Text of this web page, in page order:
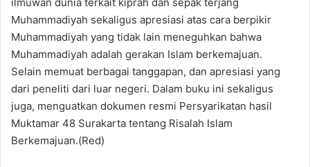
ilmuwan dunia terkait kiprah dan sepak terjang
Muhammadiyah sekaligus apresiasi atas cara berpikir
Muhammadiyah yang tidak lain meneguhkan bahwa
Muhammadiyah adalah gerakan Islam berkemajuan.
Selain memuat berbagai tanggapan, dan apresiasi yang
dari peneliti dari luar negeri. Dalam buku ini sekaligus
juga, menguatkan dokumen resmi Persyarikatan hasil
Muktamar 48 Surakarta tentang Risalah Islam
Berkemajuan.(Red)